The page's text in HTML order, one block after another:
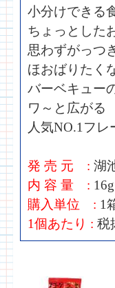
小分けできる
ちょっとした
思わずがっつ
ほおばりたく
バーベキュー
ワ～と広がる
人気NO.1フ
発 売 元 : 湖
内 容 量 :
購入単位 : 1
1個あたり : 税